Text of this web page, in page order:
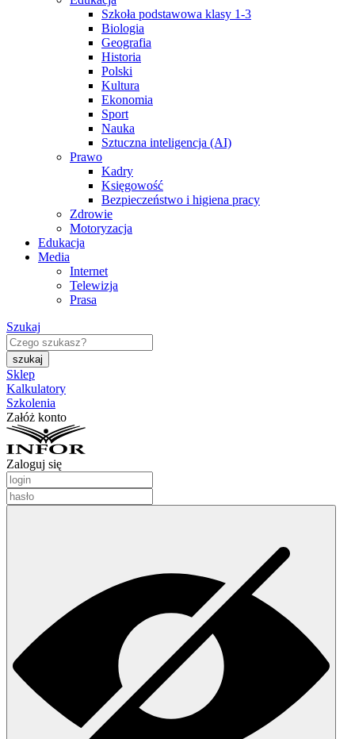
Szkoła podstawowa klasy 1-3
Biologia
Geografia
Historia
Polski
Kultura
Ekonomia
Sport
Nauka
Sztuczna inteligencja (AI)
Prawo
Kadry
Księgowość
Bezpieczeństwo i higiena pracy
Zdrowie
Motoryzacja
Edukacja
Media
Internet
Telewizja
Prasa
Szukaj
Sklep
Kalkulatory
Szkolenia
Załóż konto
Zaloguj się